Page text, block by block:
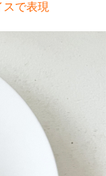
で表現